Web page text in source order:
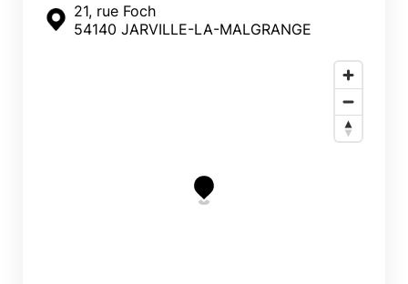
21, rue Foch
54140 JARVILLE-LA-MALGRANGE